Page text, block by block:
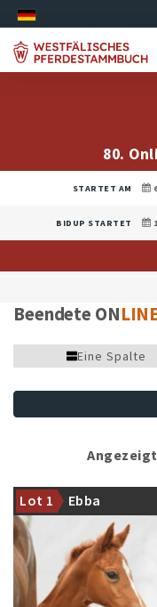
80.
STARTET AM
BIDUP STARTET
Beendete ON
Eine Spalte
Lot 1 Ebba
Mutterstamm des
erfolgreichen
Landbeschälers Fürst